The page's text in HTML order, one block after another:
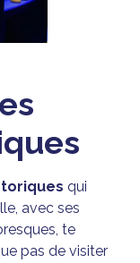
qui
avec ses
te
pas de visiter